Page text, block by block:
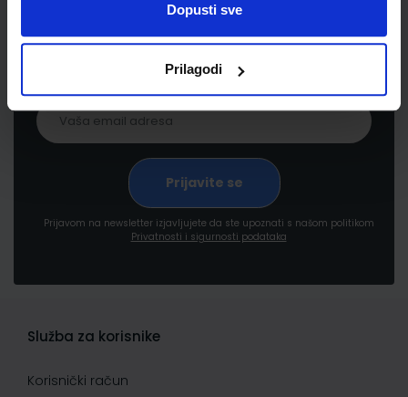
Dopusti sve
Prilagodi
proizvodima i uslugama, akcijama i drugim
pogodnostima
Prijavom na newsletter izjavljujete da ste upoznati s našom politikom
Privatnosti i sigurnosti podataka
Služba za korisnike
Korisnički račun